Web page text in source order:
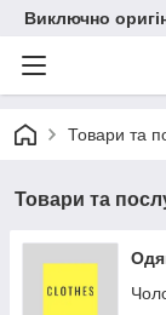
Виключно
Товари та
Товари та